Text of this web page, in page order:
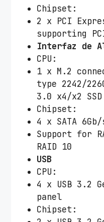
Chipset:
2 x PCI
supporting
Interfaz de
CPU:
1 x M.2
type 2242/
3.0 x4/x2
Chipset:
4 x SATA
Support for
RAID 10
USB
CPU:
4 x USB 3.2
panel
Chipset: